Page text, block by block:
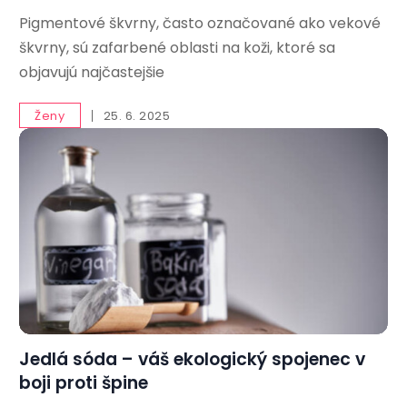
Pigmentové škvrny, často označované ako vekové
škvrny, sú zafarbené oblasti na koži, ktoré sa
objavujú najčastejšie
Ženy 25. 6. 2025
Jedlá sóda – váš ekologický spojenec v
boji proti špine